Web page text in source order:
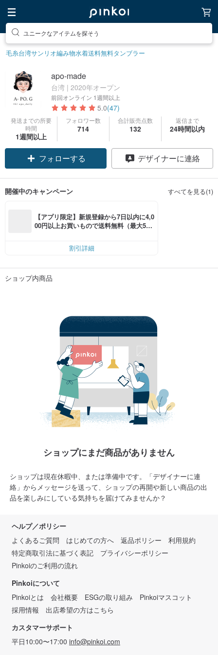
ユニークなアイテムを探そう
毛糸台湾サンリオ編み物水着送料無料タンブラー
apo-made
台湾 | 2020年オープン
前回オンライン 1週間以上
5.0(47)
発送までの所要
時間
1週間以上
フォロワー数
714
合計販売点数
132
返信まで
24時間以内
フォローする デザイナーに連絡
開催中のキャンペーン すべてを見る(1)
【アプリ限定】新規登録から7日以内に4,0
00円以上お買いもので送料無料（最大500
割引詳細
ショップ内商品
ショップにまだ商品がありません
ショップは現在休暇中、または準備中です。「デザイナーに連
絡」からメッセージを送って、ショップの再開や新しい商品の出
品を楽しみにしている気持ちを届けてみませんか？
ヘルプ／ポリシー
よくあるご質問
はじめての方へ 返品ポリシー
利用規約
特定商取引法に基づく表記
プライバシーポリシー
Pinkoiのご利用の流れ
Pinkoiについて
Pinkoiとは
会社概要 ESGの取り組み
Pinkoiマスコット
採用情報
出店希望の方はこちら
カスタマーサポート
平日10:00〜17:00 info@pinkoi.com